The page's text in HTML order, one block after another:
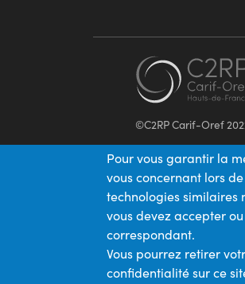
©C2RP Carif-Oref
Pour vous garantir la
vous concernant lors
technologies similaires
vous devez accepter
correspondant.
Vous pourrez retirer
confidentialité sur ce